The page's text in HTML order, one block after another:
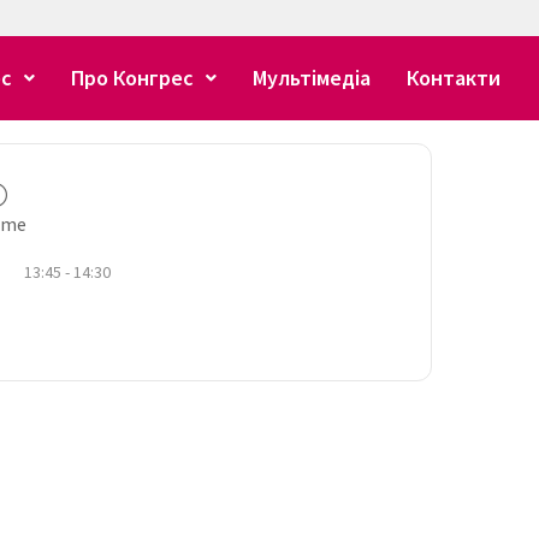
Про Конгрес Мультімедіа Контакти
13:45 - 14:30